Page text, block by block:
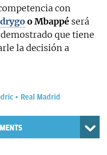
con
o Mbappé será
que tiene
la decisión a
Real Madrid